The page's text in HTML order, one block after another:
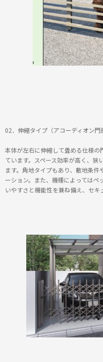
02．伸縮タイプ（アコーディオン門
本体が左右に伸縮して畳める仕様
ています。スペース効率が高く、狭
ます。角地タイプもあり、敷地条
ーション。また、機種によっては
いやすさと機能性を兼ね備え、セキ